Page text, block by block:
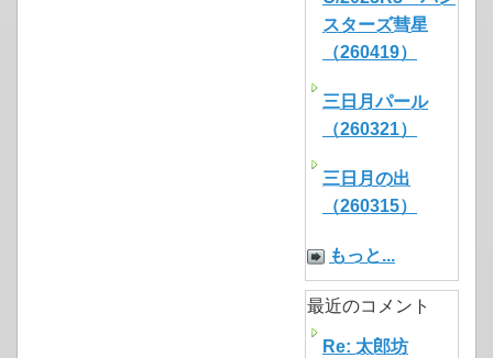
スターズ彗星
（260419）
三日月パール
（260321）
三日月の出
（260315）
もっと...
最近のコメント
Re: 太郎坊